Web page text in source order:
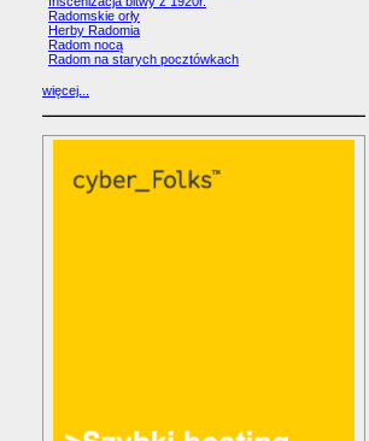
Radomskie orły
Herby Radomia
Radom nocą
Radom na starych pocztówkach
więcej...